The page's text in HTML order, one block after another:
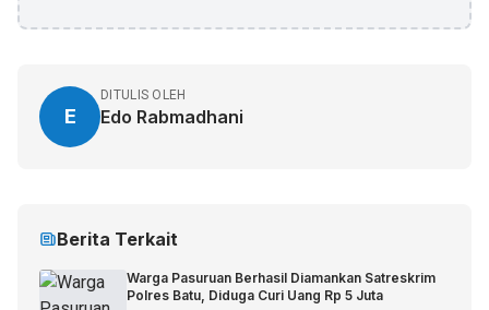
E
DITULIS OLEH
Edo Rabmadhani
Berita Terkait
Warga Pasuruan Berhasil Diamankan Satreskrim
Polres Batu, Diduga Curi Uang Rp 5 Juta